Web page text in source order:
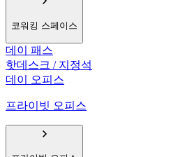
코워킹 스페이스
데이 패스
핫데스크 / 지정석
데이 오피스
프라이빗 오피스